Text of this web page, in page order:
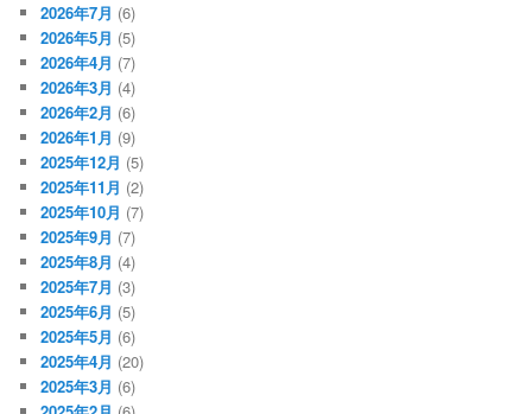
2026年7月 (6)
2026年5月 (5)
2026年4月 (7)
2026年3月 (4)
2026年2月 (6)
2026年1月 (9)
2025年12月 (5)
2025年11月 (2)
2025年10月 (7)
2025年9月 (7)
2025年8月 (4)
2025年7月 (3)
2025年6月 (5)
2025年5月 (6)
2025年4月 (20)
2025年3月 (6)